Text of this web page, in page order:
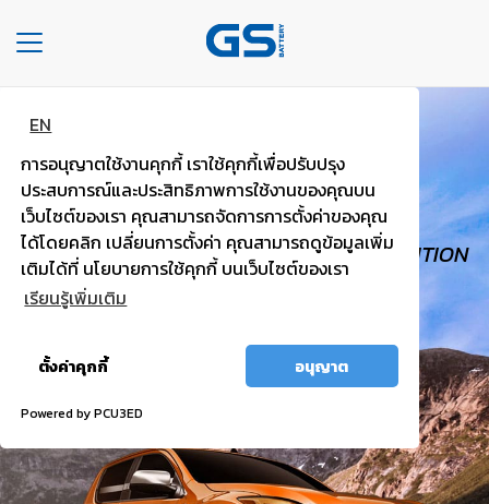
EN
การอนุญาตใช้งานคุกกี้ เราใช้คุกกี้เพื่อปรับปรุง
ประสบการณ์และประสิทธิภาพการใช้งานของคุณบน
เว็บไซต์ของเรา คุณสามารถจัดการการตั้งค่าของคุณ
ได้โดยคลิก เปลี่ยนการตั้งค่า คุณสามารถดูข้อมูลเพิ่ม
เติมได้ที่ นโยบายการใช้คุกกี้ บนเว็บไซต์ของเรา
เรียนรู้เพิ่มเติม
ตั้งค่าคุกกี้ อนุญาต
Powered by PCU3ED
Toggle
navigation
HOME
COMPANY
TYPE
OF
BATTERIES
OF
OUR
SERVICE
GS TOUGH
PICK UP, VAN
HIGH VOLTAGE, TRUST WORTHY, HIGH IGNITION
POWER.